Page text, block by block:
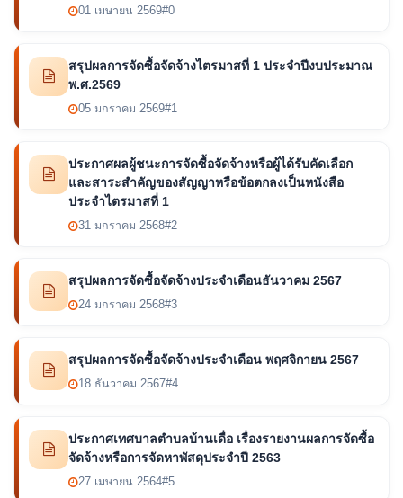
01 เมษายน 2569#0
สรุปผลการจัดซื้อจัดจ้างไตรมาสที่ 1 ประจำปีงบประมาณ
พ.ศ.2569
05 มกราคม 2569#1
ประกาศผลผู้ชนะการจัดซื้อจัดจ้างหรือผู้ได้รับคัดเลือก
และสาระสำคัญของสัญญาหรือข้อตกลงเป็นหนังสือ
ประจำไตรมาสที่ 1
31 มกราคม 2568#2
สรุปผลการจัดซื้อจัดจ้างประจำเดือนธันวาคม 2567
24 มกราคม 2568#3
สรุปผลการจัดซื้อจัดจ้างประจำเดือน พฤศจิกายน 2567
18 ธันวาคม 2567#4
ประกาศเทศบาลตำบลบ้านเดื่อ เรื่องรายงานผลการจัดซื้อ
จัดจ้างหรือการจัดหาพัสดุประจำปี 2563
27 เมษายน 2564#5